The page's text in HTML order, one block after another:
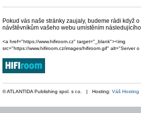
Pokud vás naše stránky zaujaly, budeme rádi když
návštěvníkům vašeho webu umístěním
<a href="https://www.hifiroom.cz" target="_blank"><img
src="https://www.hifiroom.cz/images/hifiroom.gif" alt="Server
© ATLANTIDA Publishing spol. s r.o. | Hosting: Váš Hosting